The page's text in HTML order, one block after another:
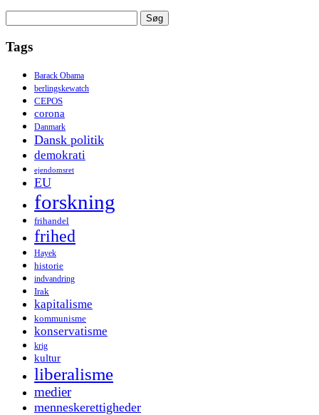
efter:
Tags
Barack Obama
berlingskewatch
CEPOS
corona
Danmark
Dansk politik
demokrati
ejendomsret
EU
forskning
frihandel
frihed
Hayek
historie
indvandring
Irak
kapitalisme
kommunisme
konservatisme
krig
kultur
liberalisme
medier
menneskerettigheder